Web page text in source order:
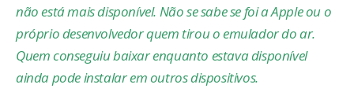
não está mais disponível. Não se sabe se foi a Apple ou o
próprio desenvolvedor quem tirou o emulador do ar.
Quem conseguiu baixar enquanto estava disponível
ainda pode instalar em outros dispositivos.